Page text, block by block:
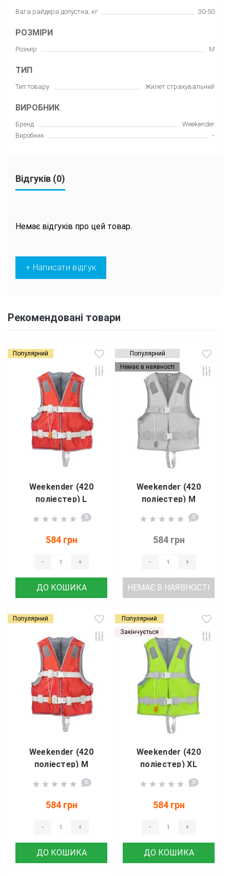
Вага райдера допустна, кг 30-50
РОЗМІРИ
Розмір M
ТИП
Тип товару Жилет страхувальний
ВИРОБНИК
Бренд
Weekender
Виробник
-
Відгуків (0)
Немає відгуків про цей товар.
+ Написати відгук
Рекомендовані товари
Популярний
Weekender (420
поліестер) L
червоний YW1218
0
584 грн
- +
ДО КОШИКА
Популярний
Немає в наявності
Weekender (420
поліестер) M
зелений YW1218
0
584 грн
- +
НЕМАЄ В НАЯВНОСТІ
Популярний
Weekender (420
поліестер) M
червоний YW1218
0
584 грн
- +
ДО КОШИКА
Популярний
Закінчується
Weekender (420
поліестер) XL
зелений YW1218
0
584 грн
- +
ДО КОШИКА